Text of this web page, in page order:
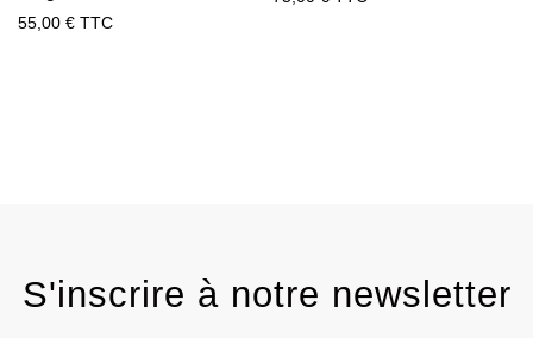
55,00 € TTC
S'inscrire à notre newsletter